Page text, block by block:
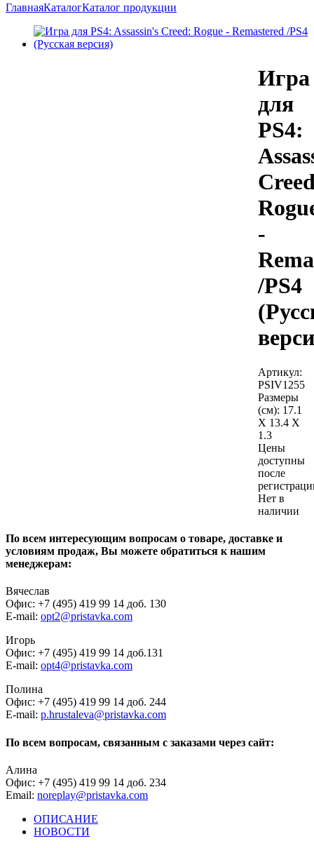
ГлавнаяКаталогКаталог продукции
Игра
для
PS4:
-
/PS4
Артикул:
PSIV1255
Размеры
(см): 17.1
X 13.4 X
1.3
Цены
доступны
после
Нет в
наличии
По всем интересующим вопросам о товаре, доставке и
условиям продаж, Вы можете обратиться к нашим
менеджерам:
Вячеслав
Офис: +7 (495) 419 99 14 доб. 130
E-mail: opt2@pristavka.com
Игорь
Офис: +7 (495) 419 99 14 доб.131
E-mail: opt4@pristavka.com
Полина
Офис: +7 (495) 419 99 14 доб. 244
E-mail: p.hrustaleva@pristavka.com
По всем вопросам, связанным с заказами через сайт:
Алина
Офис: +7 (495) 419 99 14 доб. 234
Email: noreplay@pristavka.com
ОПИСАНИЕ
НОВОСТИ